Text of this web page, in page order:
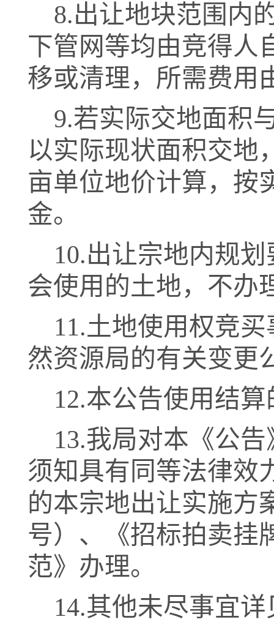
8.出让地块范围内
下管网等均由竞得人
移或清理，所需费用
9.若实际交地面积
以实际现状面积交地
亩单位地价计算，按
金。
10.出让宗地内规
会使用的土地，不办
11.土地使用权竞
然资源局的有关变更
12.本公告使用结
13.我局对本《公
须知具有同等法律效
的本宗地出让实施方
号）、《招标拍卖挂
范》办理。
14.其他未尽事宜